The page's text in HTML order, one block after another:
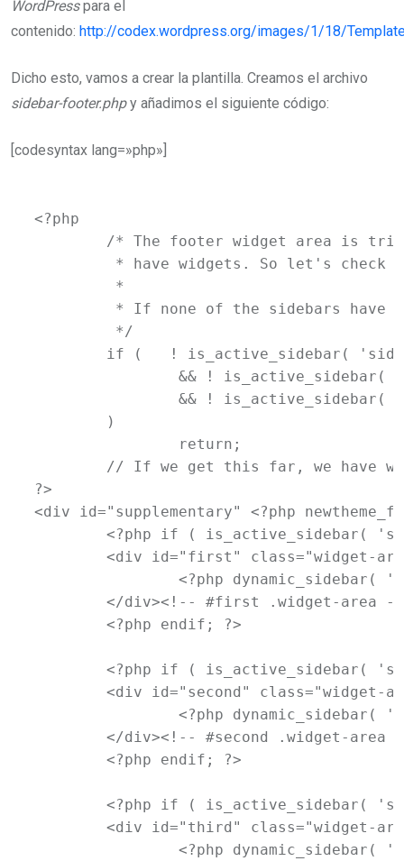
WordPresspara el
contenido: http://codex.wordpress.org/images/1/18/
Dicho esto, vamos a crear la plantilla. Creamos el archivo
sidebar-footer.phpy añadimos el siguiente código:
[codesyntax lang=»php»]
<?php
?>
<div id="supplementary" <?php